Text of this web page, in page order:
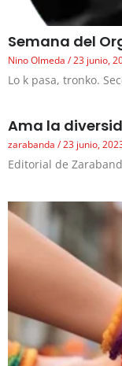
Semana del
Nino Olmeda 23 junio,
Lo k pasa, tronko.
Ama la
zarabanda 23 junio,
Editorial de